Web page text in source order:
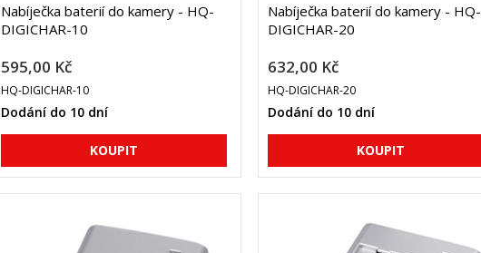
Nabíječka baterií do kamery - HQ-
DIGICHAR-10
595,00 Kč
HQ-DIGICHAR-10
Dodání do 10 dní
Nabíječka baterií do kamery - HQ-
DIGICHAR-20
632,00 Kč
HQ-DIGICHAR-20
Dodání do 10 dní